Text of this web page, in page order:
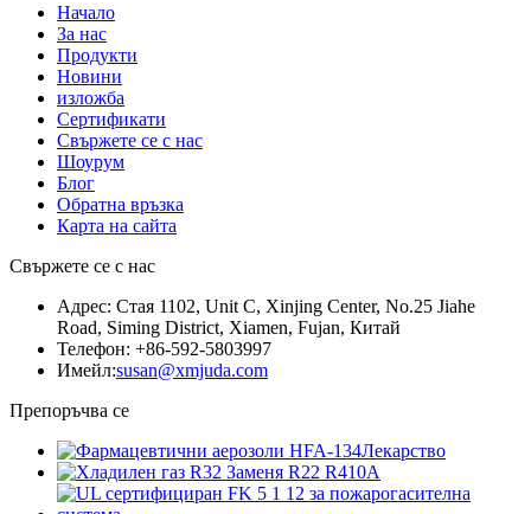
Начало
За нас
Продукти
Новини
изложба
Сертификати
Свържете се с нас
Шоурум
Блог
Обратна връзка
Карта на сайта
Свържете се с нас
Адрес: Стая 1102, Unit C, Xinjing Center, No.25 Jiahe
Road, Siming District, Xiamen, Fujan, Китай
Телефон: +86-592-5803997
Имейл:susan@xmjuda.com
Препоръчва се